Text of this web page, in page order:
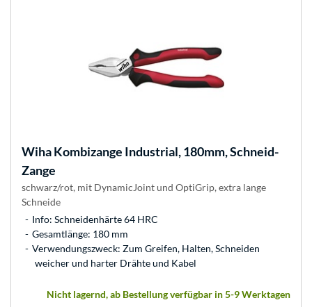
WihaKombizange Industrial, 180mm, Schneid-
Zange
schwarz/rot, mit DynamicJoint und OptiGrip, extra lange
Schneide
Info: Schneidenhärte 64 HRC
Gesamtlänge: 180 mm
Verwendungszweck: Zum Greifen, Halten, Schneiden
weicher und harter Drähte und Kabel
Nicht lagernd, ab Bestellung verfügbar in 5-9 Werktagen